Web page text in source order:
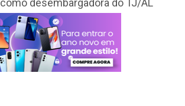
como desembargadora do TJ/AL